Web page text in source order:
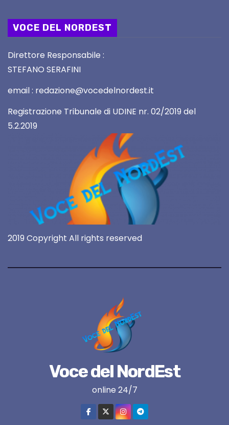
VOCE DEL NORDEST
Direttore Responsabile :
STEFANO SERAFINI
email : redazione@vocedelnordest.it
Registrazione Tribunale di UDINE nr. 02/2019 del
5.2.2019
2019 Copyright All rights reserved
Voce del NordEst
online 24/7